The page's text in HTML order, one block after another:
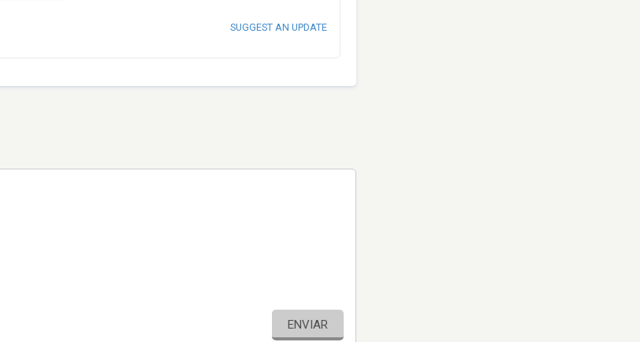
SUGGEST AN UPDATE
ENVIAR